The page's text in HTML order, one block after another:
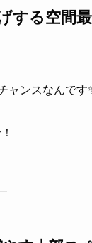
する空間
ャンスなんです